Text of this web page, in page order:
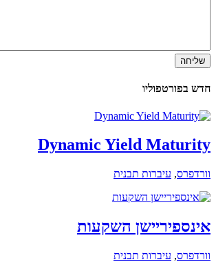
שליחה
חדש בפורטפוליו
Dynamic Yield Maturity
וורדפרס, עיברות תבנית
אינספיריישן השקעות
וורדפרס, עיברות תבנית